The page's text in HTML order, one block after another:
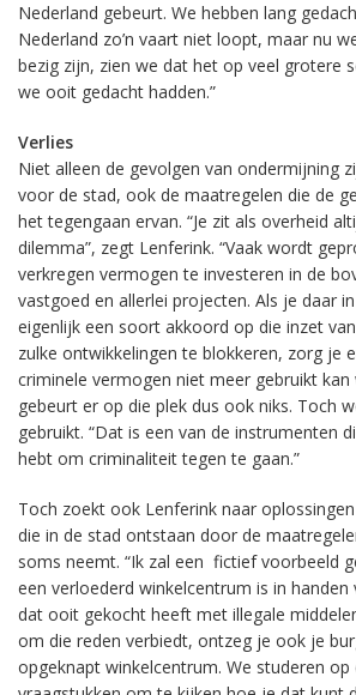
Nederland gebeurt. We hebben lang
Nederland zo’n vaart niet loopt, maar nu
bezig zijn, zien we dat het op veel grotere
we ooit gedacht hadden.”
Verlies
Niet alleen de gevolgen van ondermijning
voor de stad, ook de maatregelen die de
het tegengaan ervan. “Je zit als overheid
dilemma”, zegt Lenferink. “Vaak wordt
verkregen vermogen te investeren in de
vastgoed en allerlei projecten. Als je daar
eigenlijk een soort akkoord op die inzet
zulke ontwikkelingen te blokkeren, zorg je
criminele vermogen niet meer gebruikt kan
gebeurt er op die plek dus ook niks. Toch
gebruikt. “Dat is een van de instrumenten
hebt om criminaliteit tegen te gaan.”
Toch zoekt ook Lenferink naar
die in de stad ontstaan door de
soms neemt. “Ik zal een fictief voorbeeld
een verloederd winkelcentrum is in handen
dat ooit gekocht heeft met illegale
om die reden verbiedt, ontzeg je ook je
opgeknapt winkelcentrum. We studeren